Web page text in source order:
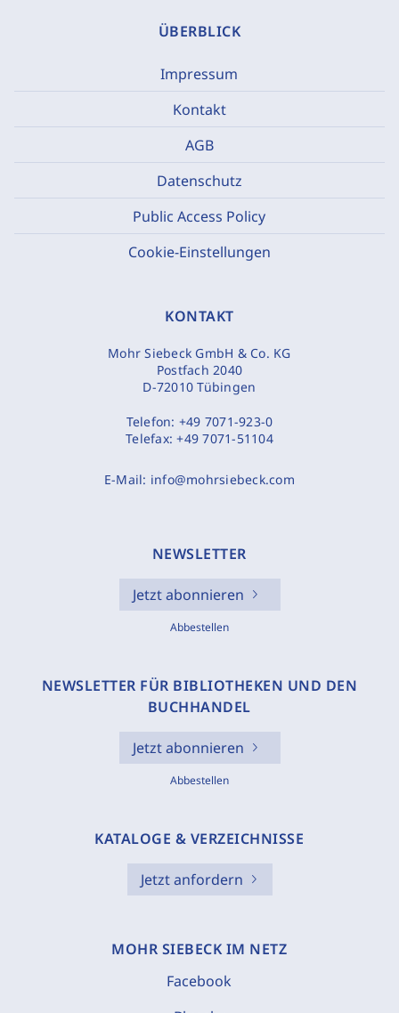
ÜBERBLICK
Impressum
Kontakt
AGB
Datenschutz
Public Access Policy
Cookie-Einstellungen
KONTAKT
Mohr Siebeck GmbH & Co. KG
Postfach 2040
D-72010 Tübingen
Telefon: +49 7071-923-0
Telefax:+49 7071-51104
E-Mail: info@mohrsiebeck.com
NEWSLETTER
Jetzt abonnieren
Abbestellen
NEWSLETTER FÜR BIBLIOTHEKEN UND DEN
BUCHHANDEL
Jetzt abonnieren
Abbestellen
KATALOGE & VERZEICHNISSE
Jetzt anfordern
MOHR SIEBECK IM NETZ
Facebook